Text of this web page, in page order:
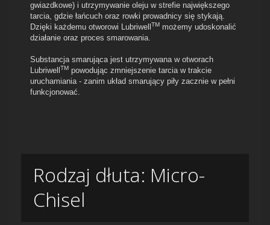
gwiazdkowe) i utrzymywanie oleju w strefie największego
tarcia, gdzie łańcuch oraz rowki prowadnicy się stykają.
Dzięki każdemu otworowi Lubriwell TM możemy udoskonalić
działanie oraz proces smarowania.
Substancja smarująca jest utrzymywana w otworach
Lubriwell TM powodując zmniejszenie tarcia w trakcie
uruchamiania - zanim układ smarujący piły zacznie w pełni
funkcjonować.
Rodzaj dłuta: Micro-
Chisel